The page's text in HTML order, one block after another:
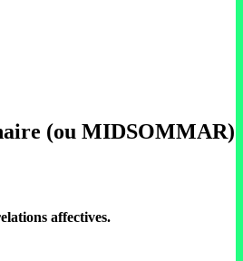
(ou MIDSOMMAR)
affectives.